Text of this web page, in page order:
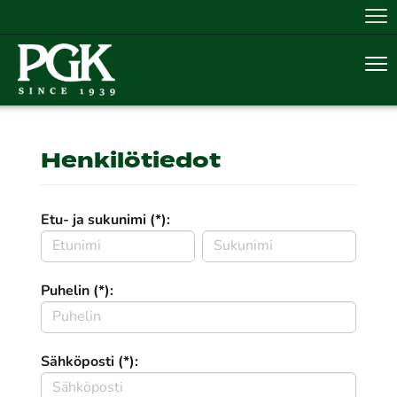
Henkilötiedot
Etu- ja sukunimi (*):
Puhelin (*):
Sähköposti (*):